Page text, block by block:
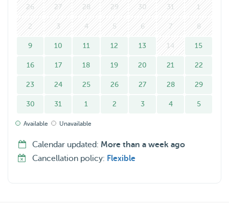
26 27 28 29 30 31 1
2 3 4 5 6 7 8
9 10 11 12 13 14 15
16 17 18 19 20 21 22
23 24 25 26 27 28 29
30 31 1 2 3 4 5
Available Unavailable
Calendar updated: More than a week ago
Cancellation policy: Flexible